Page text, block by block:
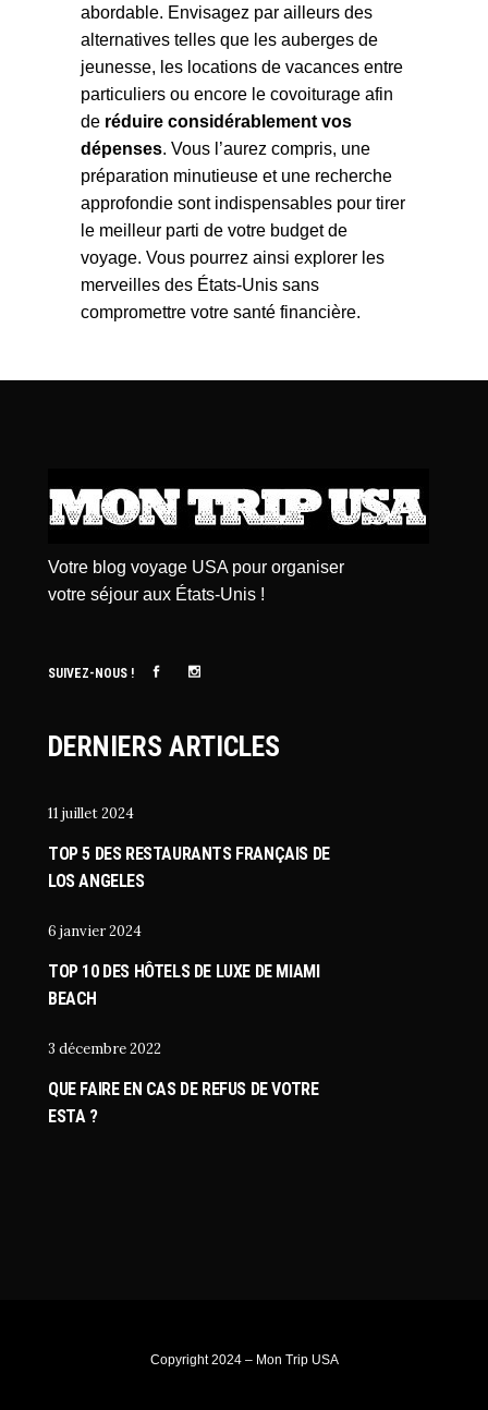
abordable. Envisagez par ailleurs des
alternatives telles que les auberges de
jeunesse, les locations de vacances entre
particuliers ou encore le covoiturage afin
de réduire considérablement vos
dépenses. Vous l’aurez compris, une
préparation minutieuse et une recherche
approfondie sont indispensables pour tirer
le meilleur parti de votre budget de
voyage. Vous pourrez ainsi explorer les
merveilles des États-Unis sans
compromettre votre santé financière.
Votre blog voyage USA pour organiser
votre séjour aux États-Unis !
SUIVEZ-NOUS !
DERNIERS ARTICLES
11 juillet 2024
TOP 5 DES RESTAURANTS FRANÇAIS DE
LOS ANGELES
6 janvier 2024
TOP 10 DES HÔTELS DE LUXE DE MIAMI
BEACH
3 décembre 2022
QUE FAIRE EN CAS DE REFUS DE VOTRE
ESTA ?
Copyright 2024 – Mon Trip USA